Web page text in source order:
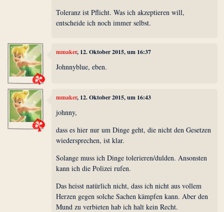
Toleranz ist Pflicht. Was ich akzeptieren will,
entscheide ich noch immer selbst.
mmaker, 12. Oktober 2015, um 16:37
Johnnyblue, eben.
mmaker, 12. Oktober 2015, um 16:43
johnny,
dass es hier nur um Dinge geht, die nicht den Gesetzen
wiedersprechen, ist klar.
Solange muss ich Dinge tolerieren/dulden. Ansonsten
kann ich die Polizei rufen.
Das heisst natürlich nicht, dass ich nicht aus vollem
Herzen gegen solche Sachen kämpfen kann. Aber den
Mund zu verbieten hab ich halt kein Recht.